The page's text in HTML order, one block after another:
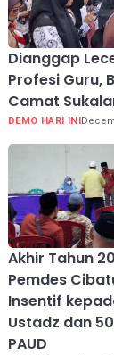
Dianggap
Profesi Guru,
Camat
DEMO HARI INI
Akhir Tahun
Pemdes
Insentif
Ustadz dan
PAUD